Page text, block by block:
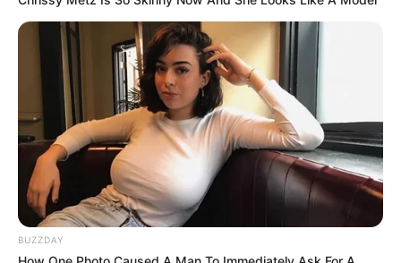
Les courses de Deauville autrefois.
BUZZDAY